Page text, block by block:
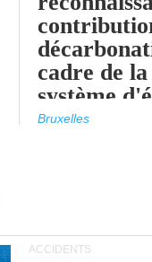
cadre de
système
quotas
Bruxelles
ACCIDENTS